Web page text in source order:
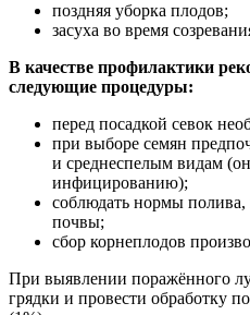
поздняя уборка плодов;
засуха во время
В качестве профилактики
следующие процедуры:
перед посадкой севок
при выборе семян
и среднеспелым видам
инфицированию);
соблюдать нормы полива,
почвы;
сбор корнеплодов
При выявлении поражённого
грядки и провести обработку